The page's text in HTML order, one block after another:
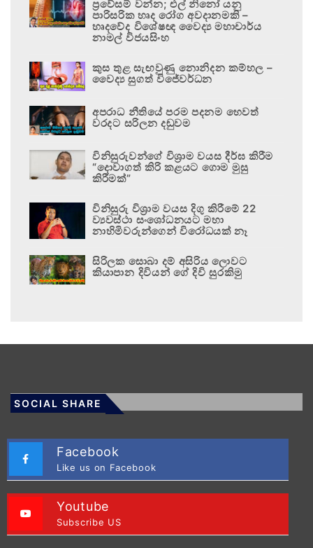
ප්‍රවේසම් වන්න; එල් නිනෝ යනු
පාරිසරික හෘද රෝග අවදානමකි –
හෘදවේද විශේෂඥ වෛද්‍ය මහාචාර්ය
නාමල් විජයසිංහ
කුස තුළ සැඟවුණු නොනිදන කම්හල –
වෛද්‍ය සුගත් විජේවර්ධන
අපරාධ නීතියේ පරම පදනම හෙවත්
වරදට සරිලන දඬුවම
විනිසුරුවන්ගේ විශ්‍රාම වයස දීර්ඝ කිරීම
“දොවාගත් කිරි කළයට ගොම මුසු
කිරීමක්”
විනිසුරු විශ්‍රාම වයස දිගු කිරීමේ 22
ව්‍යවස්ථා සංශෝධනයට මහා
නාහිමිවරුන්ගෙන් විරෝධයක් නෑ
සිරිලක සොබා දම් අසිරිය ලොවට
කියාපාන දිවියන් ගේ දිවි සුරකිමු
SOCIAL SHARE
Facebook
Like us on Facebook
Youtube
Subscribe US